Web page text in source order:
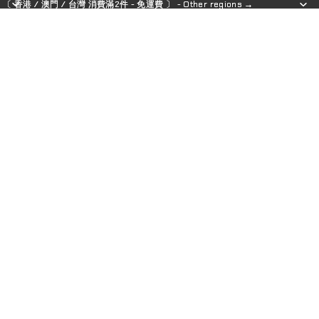
〔 香港 / 澳門 / 台灣 消費滿2件 - 免運費 〕 - Other regions →
〔 香港 / 澳門 / 台灣 消費滿2件 - 免運費 〕 - Other regions →